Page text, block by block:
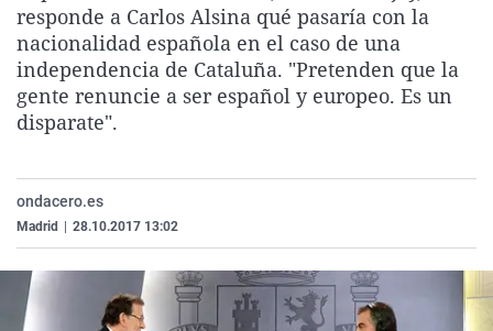
La rosa de los vientos
Gente viajera
Como el perro y el
Caso
Retornados
Equipo de
Extremadura
Galicia
La Rioja
Virales
Televisión
Elecciones
responde a Carlos Alsina qué pasaría con la
nacionalidad española en el caso de una
independencia de Cataluña. "Pretenden que la
gente renuncie a ser español y europeo. Es un
disparate".
ondacero.es
Madrid 28.10.2017 13:02